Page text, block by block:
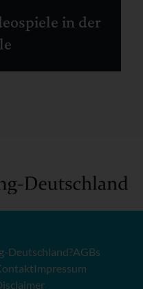
in der
Deutschland?AGBs
Impressum